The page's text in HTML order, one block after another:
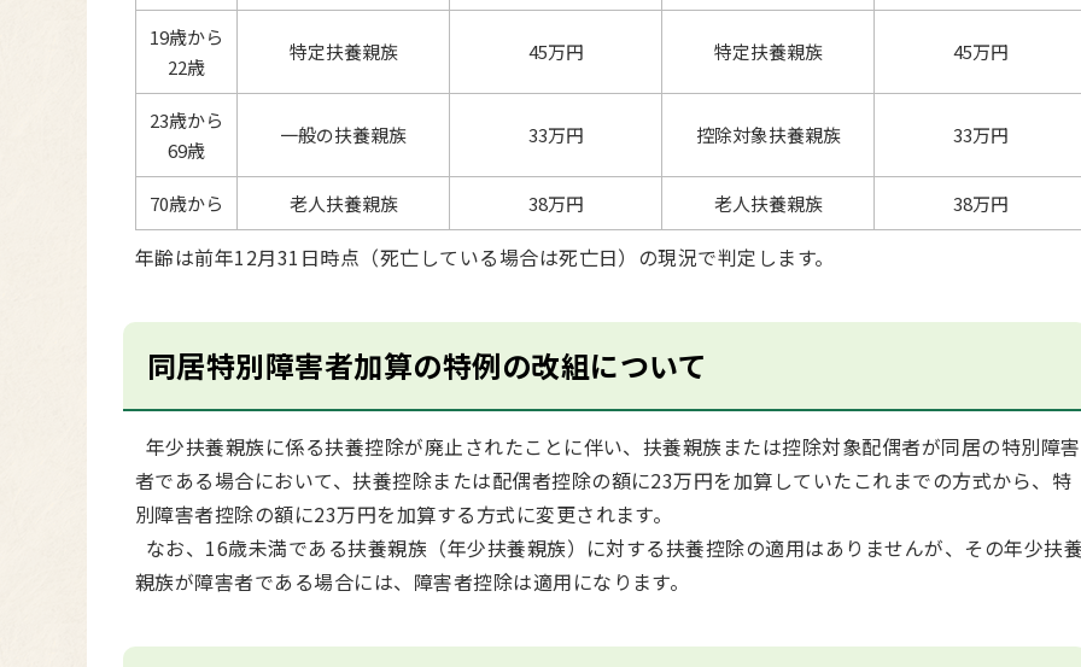
19歳から
22歳
特定扶養親族 45万円 特定扶養親族 45万円
23歳から
69歳
一般の扶養親族 33万円 控除対象扶養親族 33万円
70歳から 老人扶養親族 38万円 老人扶養親族 38万円
年齢は前年12月31日時点（死亡している場合は死亡日）の現況で判定します。
同居特別障害者加算の特例の改組について
年少扶養親族に係る扶養控除が廃止されたことに伴い、扶養親族または控除対象配偶者が同居の特別障害
者である場合において、扶養控除または配偶者控除の額に23万円を加算していたこれまでの方式から、特
別障害者控除の額に23万円を加算する方式に変更されます。
なお、16歳未満である扶養親族（年少扶養親族）に対する扶養控除の適用はありませんが、その年少扶
親族が障害者である場合には、障害者控除は適用になります。